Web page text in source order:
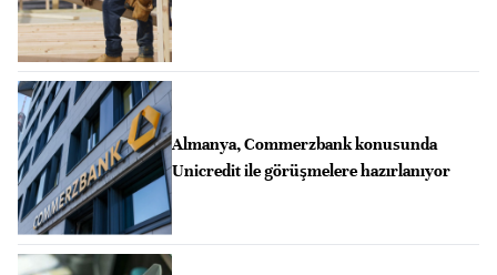
Almanya, Commerzbank konusunda
Unicredit ile görüşmelere hazırlanıyor